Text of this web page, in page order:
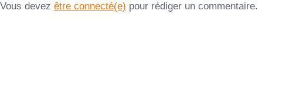
Vous devez être connecté(e) pour rédiger un commentaire.